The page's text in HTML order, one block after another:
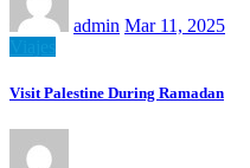
admin Mar 11, 2025
Visit Palestine During Ramadan